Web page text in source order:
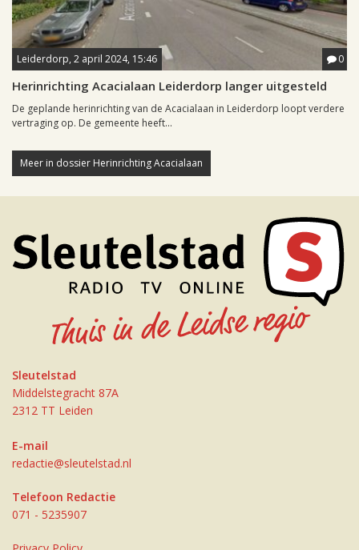
Leiderdorp, 2 april 2024, 15:46 0
Herinrichting Acacialaan Leiderdorp langer uitgesteld
De geplande herinrichting van de Acacialaan in Leiderdorp loopt verdere
vertraging op. De gemeente heeft...
Meer in dossier Herinrichting Acacialaan
Sleutelstad
Middelstegracht 87A
2312 TT Leiden
E-mail
redactie@sleutelstad.nl
Telefoon Redactie
071 - 5235907